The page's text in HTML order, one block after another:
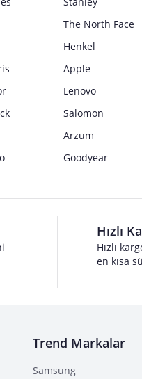
The North Face
Henkel
Apple
Lenovo
Salomon
Arzum
Goodyear
Hızlı
Hızlı
en kısa
Trend Markalar
Samsung